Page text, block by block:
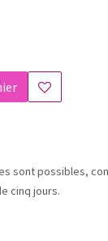
sont possibles,
cinq jours.